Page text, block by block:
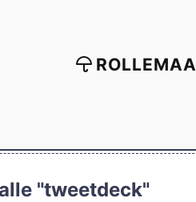
ROLLEMAA
"tweetdeck"